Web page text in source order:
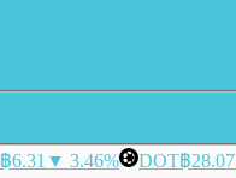
฿6.31 ▼ 3.46% DOT฿28.07